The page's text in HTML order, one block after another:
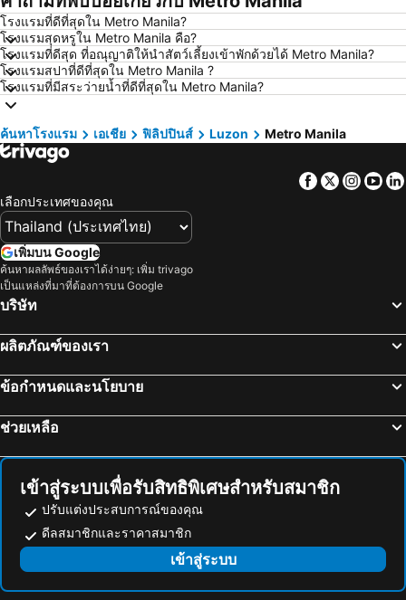
โรงแรม เขาหลัก
โรงแรม อุดรธานี
โรงแรม ศรีราชา
โรงแรม กระบี่
โรงแรม นครนายก
โรงแรม นครพนม
โรงแรม Schaffhausen
โรงแรม ไทเป
โรงแรม เกาะเต่า
โรงแรม บาหลี
โรงแรม ปีนัง
โรงแรม จอร์เจีย
โรงแรม ประเทศไทย
โรงแรม ซาโมส
โรงแรม เขตเมืองหลวงบรัสเซลส์
โรงแรมที่ดีที่สุดใน Metro Manila?
โรงแรมสุดหรูใน Metro Manila คือ?
โรงแรมที่ดีสุด ที่อณุญาติให้นำสัตว์เลี้ยงเข้าพักด้วยได้ Metro Manila?
โรงแรมสปาที่ดีที่สุดใน Metro Manila ?
โรงแรมที่มีสระว่ายน้ำที่ดีที่สุดใน Metro Manila?
ค้นหาโรงแรม เอเชีย ฟิลิปปินส์ Luzon Metro Manila
Facebook
Twitter
เลือกประเทศของคุณ
เพิ่มบน Google
ค้นหาผลลัพธ์ของเราได้ง่ายๆ: เพิ่ม trivago
เป็นแหล่งที่มาที่ต้องการบน Google
บริษัท
ผลิตภัณฑ์ของเรา
ข้อกำหนดและนโยบาย
ช่วยเหลือ
เข้าสู่ระบบเพื่อรับสิทธิพิเศษสำหรับสมาชิก
ปรับแต่งประสบการณ์ของคุณ
ดีลสมาชิกและราคาสมาชิก
เข้าสู่ระบบ